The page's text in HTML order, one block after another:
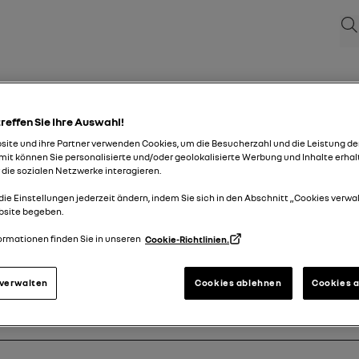
neuer Renault Clio
15/09/2025zu11/01/2026
Warnleuchten pdf-Anleitung suche
vertraut Beleuchtung und Signale
Sie Ihre Auswahl!
und ihre Partner verwenden Cookies, um die Besucherzahl und die Leistung
können Sie personalisierte und/oder geolokalisierte Werbung und Inhalte
sozialen Netzwerke interagieren.
Einstellungen jederzeit ändern, indem Sie sich in den Abschnitt „Cookies
begeben.
finden Sie in unseren Cookie-Richtlinien.
Cookies ablehnen Cookies